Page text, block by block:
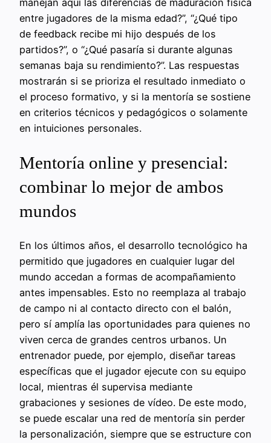
entre jugadores de la misma edad?”, “¿Qué tipo
de feedback recibe mi hijo después de los
partidos?”, o “¿Qué pasaría si durante algunas
semanas baja su rendimiento?”. Las respuestas
mostrarán si se prioriza el resultado inmediato o
el proceso formativo, y si la mentoría se sostiene
en criterios técnicos y pedagógicos o solamente
en intuiciones personales.
Mentoría online y presencial:
combinar lo mejor de ambos
mundos
En los últimos años, el desarrollo tecnológico ha
permitido que jugadores en cualquier lugar del
mundo accedan a formas de acompañamiento
antes impensables. Esto no reemplaza al trabajo
de campo ni al contacto directo con el balón,
pero sí amplía las oportunidades para quienes no
viven cerca de grandes centros urbanos. Un
entrenador puede, por ejemplo, diseñar tareas
específicas que el jugador ejecute con su equipo
local, mientras él supervisa mediante
grabaciones y sesiones de vídeo. De este modo,
se puede escalar una red de mentoría sin perder
la personalización, siempre que se estructure con